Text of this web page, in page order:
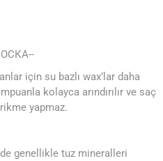
için su bazlı wax’lar daha
kolayca arındırılır ve saç
yapmaz.
genellikle tuz mineralleri